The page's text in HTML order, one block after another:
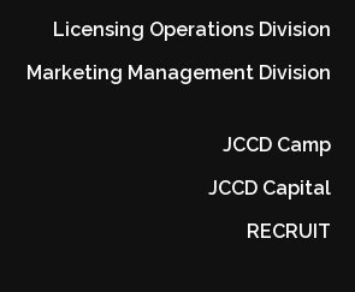
Licensing Operations Division
Marketing Management Division
JCCD Camp
JCCD Capital
RECRUIT